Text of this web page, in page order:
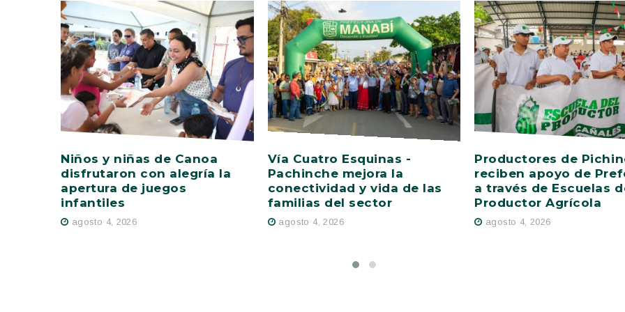
Niños y niñas de Canoa
disfrutaron con alegría la
apertura de juegos
infantiles
agosto 4, 2026
Vía Cuatro Esquinas -
Pachinche mejora la
conectividad y vida de las
familias del sector
agosto 4, 2026
Productores de
reciben apoyo de
a través de Escuelas
Productor Agrícola
agosto 4, 2026